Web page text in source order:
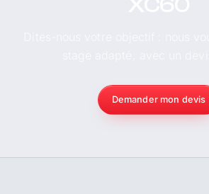
Demander mon devis